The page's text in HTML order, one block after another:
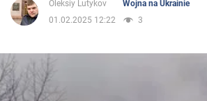
Polityka
Oleksiy Lutykov
Wojna na Ukrainie
01.02.2025 12:22
3